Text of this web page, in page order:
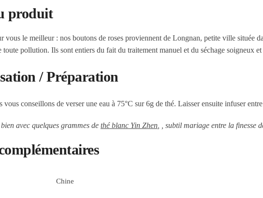
produit
vous le meilleur : nos boutons de roses proviennent de Longnan, petite ville située
pollution. Ils sont entiers du fait du traitement manuel et du séchage soigneux
/ Préparation
vous conseillons de verser une eau à 75°C sur 6g de thé. Laisser ensuite infuser
avec quelques grammes dethé blanc Yin Zhen , , subtil mariage entre la finesse
Chine